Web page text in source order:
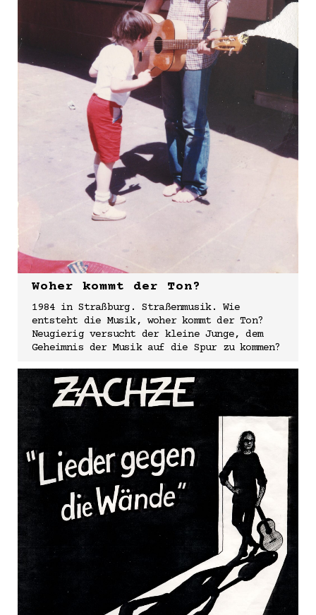
Woher kommt der Ton?
1984 in Straßburg. Straßenmusik. Wie
entsteht die Musik, woher kommt der Ton?
Neugierig versucht der kleine Junge, dem
Geheimnis der Musik auf die Spur zu kommen?